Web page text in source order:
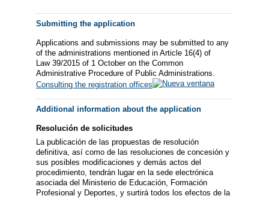
Submitting the application
Applications and submissions may be submitted to any
of the administrations mentioned in Article 16(4) of
Law 39/2015 of 1 October on the Common
Administrative Procedure of Public Administrations.
Consulting the registration offices
Additional information about the application
Resolución de solicitudes
La publicación de las propuestas de resolución
definitiva, así como de las resoluciones de concesión y
sus posibles modificaciones y demás actos del
procedimiento, tendrán lugar en la sede electrónica
asociada del Ministerio de Educación, Formación
Profesional y Deportes, y surtirá todos los efectos de la